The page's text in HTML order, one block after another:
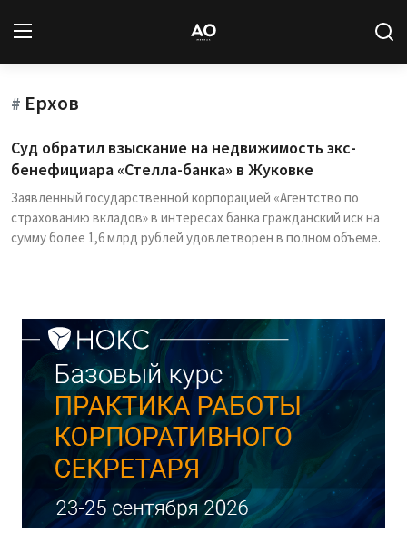
Вход
Новости
Статьи
Авторы
База знаний
Подписка
# Ерхов
Суд обратил взыскание на недвижимость экс-
бенефициара «Стелла-банка» в Жуковке
Заявленный государственной корпорацией «Агентство по
страхованию вкладов» в интересах банка гражданский иск на
сумму более 1,6 млрд рублей удовлетворен в полном объеме.